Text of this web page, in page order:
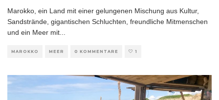
Marokko, ein Land mit einer gelungenen Mischung aus Kultur,
Sandstrände, gigantischen Schluchten, freundliche Mitmenschen
und ein Meer mit
MAROKKO MEER 0 KOMMENTARE 1